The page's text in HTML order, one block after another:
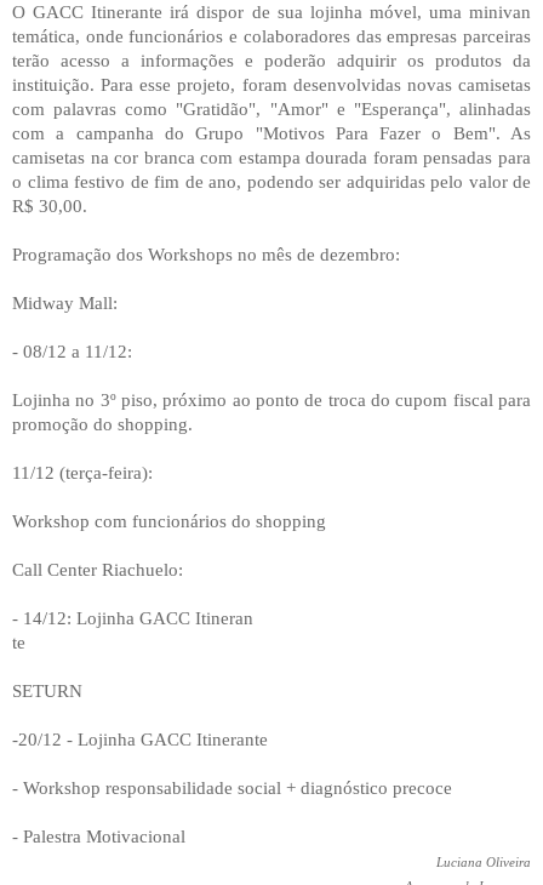
O GACC Itinerante irá dispor de sua lojinha móvel, uma minivan
temática, onde funcionários e colaboradores das empresas parceiras
terão acesso a informações e poderão adquirir os produtos da
instituição. Para esse projeto, foram desenvolvidas novas camisetas
com palavras como "Gratidão", "Amor" e "Esperança", alinhadas
com a campanha do Grupo "Motivos Para Fazer o Bem". As
camisetas na cor branca com estampa dourada foram pensadas para
o clima festivo de fim de ano, podendo ser adquiridas pelo valor de
R$ 30,00.
Programação dos Workshops no mês de dezembro:
Midway Mall:
- 08/12 a 11/12:
Lojinha no 3º piso, próximo ao ponto de troca do cupom fiscal para
promoção do shopping.
11/12 (terça-feira):
Workshop com funcionários do shopping
Call Center Riachuelo:
- 14/12: Lojinha GACC Itineran
te
SETURN
-20/12 - Lojinha GACC Itinerante
- Workshop responsabilidade social + diagnóstico precoce
- Palestra Motivacional
Luciana Oliveira